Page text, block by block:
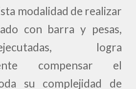
modalidad de realizar
con barra y pesas,
logra
compensar el
su complejidad de